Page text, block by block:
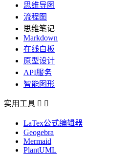
思维导图
流程图
思维笔记
Markdown
在线白板
原型设计
API服务
智能图形
实用工具  
LaTex公式编辑器
Geogebra
Mermaid
PlantUML